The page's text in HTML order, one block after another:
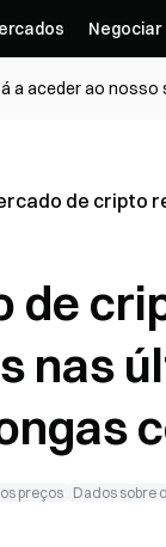
Negociar
a aceder ao
de cripto
de
nas
preços Dados sobre